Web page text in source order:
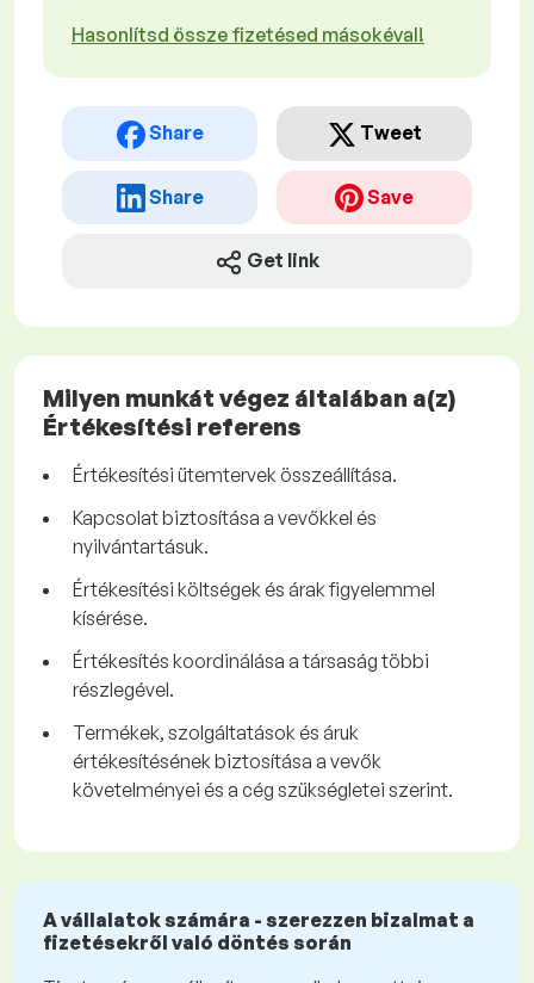
Hasonlítsd össze fizetésed másokéval!
Share Tweet
Share Save
Get link
Milyen munkát végez általában a(z)
Értékesítési referens
Értékesítési ütemtervek összeállítása.
Kapcsolat biztosítása a vevőkkel és
nyilvántartásuk.
Értékesítési költségek és árak figyelemmel
kísérése.
Értékesítés koordinálása a társaság többi
részlegével.
Termékek, szolgáltatások és áruk
értékesítésének biztosítása a vevők
követelményei és a cég szükségletei szerint.
A vállalatok számára - szerezzen bizalmat a
fizetésekről való döntés során